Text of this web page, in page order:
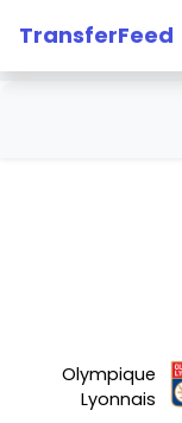
TransferFeed
Olympique
Lyonnais